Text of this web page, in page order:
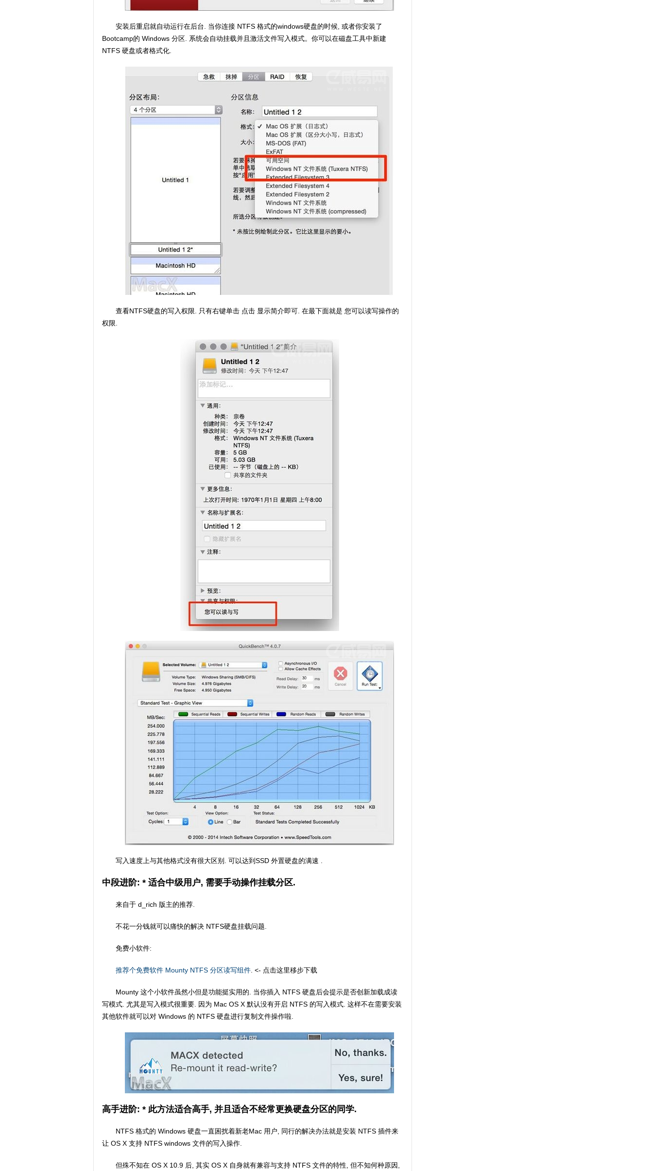
安装后重启就自动运行在后台. 当你连接 NTFS 格式的windows硬盘的时候, 或者你安装了
Bootcamp的 Windows 分区. 系统会自动挂载并且激活文件写入模式。你可以在磁盘工具中新建
NTFS 硬盘或者格式化.
查看NTFS硬盘的写入权限. 只有右键单击 点击 显示简介即可. 在最下面就是 您可以读写操作的
权限.
写入速度上与其他格式没有很大区别. 可以达到SSD 外置硬盘的满速 .
中段进阶: * 适合中级用户, 需要手动操作挂载分区.
来自于 d_rich 版主的推荐.
不花一分钱就可以痛快的解决 NTFS硬盘挂载问题.
免费小软件:
推荐个免费软件 Mounty NTFS 分区读写组件 . <- 点击这里移步下载
Mounty 这个小软件虽然小但是功能挺实用的. 当你插入 NTFS 硬盘后会提示是否创新加载成读
写模式. 尤其是写入模式很重要. 因为 Mac OS X 默认没有开启 NTFS 的写入模式. 这样不在需要安装
其他软件就可以对 Windows 的 NTFS 硬盘进行复制文件操作啦.
高手进阶: * 此方法适合高手, 并且适合不经常更换硬盘分区的同学.
NTFS 格式的 Windows 硬盘一直困扰着新老Mac 用户, 同行的解决办法就是安装 NTFS 插件来
让 OS X 支持 NTFS windows 文件的写入操作.
但殊不知在 OS X 10.9 后, 其实 OS X 自身就有兼容与支持 NTFS 文件的特性, 但不知何种原因,